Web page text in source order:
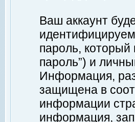
Ваш аккаунт
пароль,
пароль”) и
Информация,
защищена в
информации
информация,